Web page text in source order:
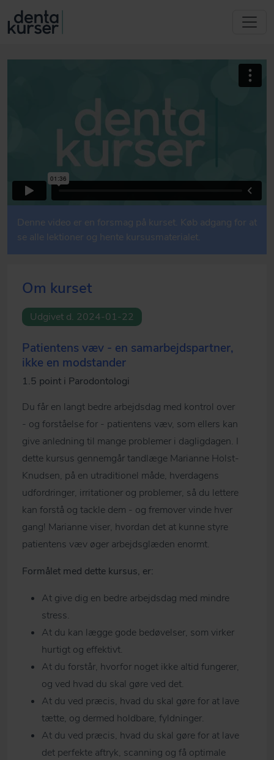
Denne video er en forsmag på kurset. Køb adgang for at
se alle lektioner og hente kursusmaterialet.
Om kurset
Udgivet d. 2024-01-22
Patientens væv - en samarbejdspartner,
ikke en modstander
1.5 point i Parodontologi
Du får en langt bedre arbejdsdag med kontrol over
- og forståelse for - patientens væv, som ellers kan
give anledning til mange problemer i dagligdagen. I
dette kursus gennemgår tandlæge Marianne Holst-
Knudsen, på en utraditionel måde, hverdagens
udfordringer, irritationer og problemer, så du lettere
kan forstå og tackle dem - og fremover vinde hver
gang! Marianne viser, hvordan det at kunne styre
patientens væv øger arbejdsglæden enormt.
Formålet med dette kursus, er:
At give dig en bedre arbejdsdag med mindre
stress.
At du kan lægge gode bedøvelser, som virker
hurtigt og effektivt.
At du forstår, hvorfor noget ikke altid fungerer,
og ved hvad du skal gøre ved det.
At du ved præcis, hvad du skal gøre for at lave
tætte, og dermed holdbare, fyldninger.
At du ved præcis, hvad du skal gøre for at lave
det perfekte aftryk, scanning og få optimale